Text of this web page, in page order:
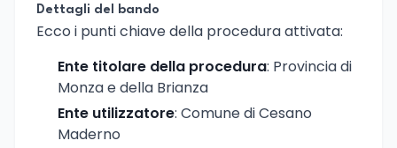
Dettagli del bando
Ecco i punti chiave della procedura attivata:
Ente titolare della procedura: Provincia di
Monza e della Brianza
Ente utilizzatore: Comune di Cesano
Maderno